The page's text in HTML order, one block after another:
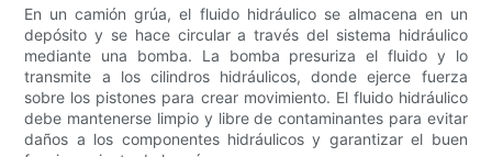
En un camión grúa, el fluido hidráulico se almacena en un
depósito y se hace circular a través del sistema hidráulico
mediante una bomba. La bomba presuriza el fluido y lo
transmite a los cilindros hidráulicos, donde ejerce fuerza
sobre los pistones para crear movimiento. El fluido hidráulico
debe mantenerse limpio y libre de contaminantes para evitar
daños a los componentes hidráulicos y garantizar el buen